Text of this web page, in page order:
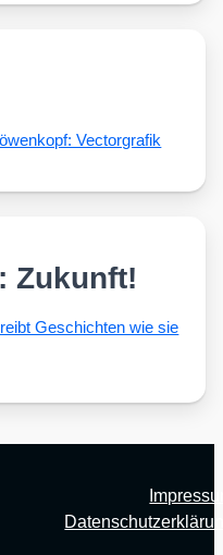
Zukunft!
Geschich­ten wie sie